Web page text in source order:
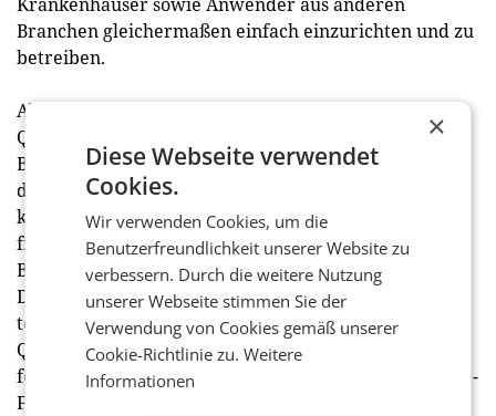
Branchen gleichermaßen einfach einzurichten und zu
betreiben.
Absolut abhörsichere
Quantenkommunikationstechnologie
Basierend auf der bahnbrechenden Forschungsarbeit
des designierten Nobelpreisträgers Anton Zeilinger
konnte das AIT gemeinsam mit Zeilinger bereits sehr
früh konkrete Anwendungen und Technologien im
Bereich der Quantenkommunikation entwickeln.
Dadurch gilt das AIT heute als Spezialist für sowohl
terrestrische als auch satellitenbasierte
Quantenkryptographie. Vor diesem Hintergrund
fokussiert die Arbeit der Quanten-Forscherinnen und -
Forscher insbesondere auf die Miniaturisierung der
×
Diese Webseite verwendet
Cookies.
Wir verwenden Cookies, um die
Benutzerfreundlichkeit unserer Website zu
verbessern. Durch die weitere Nutzung
unserer Webseite stimmen Sie der
Verwendung von Cookies gemäß unserer
Cookie-Richtlinie zu.Weitere
Informationen